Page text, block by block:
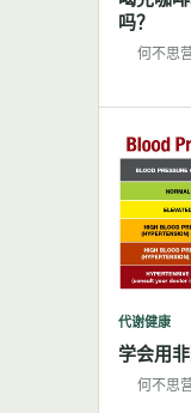
吗？
何不思
代谢健康
学会用
何不思